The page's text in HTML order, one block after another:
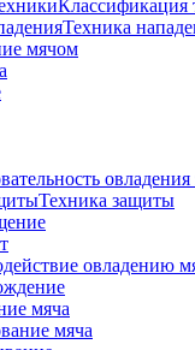
Классификация
Техника
мячом
Техника защиты
овладению
мяча
мяча